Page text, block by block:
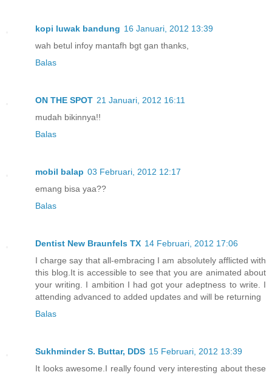
kopi luwak bandung 16 Januari, 2012 13:39
wah betul infoy mantafh bgt gan thanks,
Balas
ON THE SPOT 21 Januari, 2012 16:11
mudah bikinnya!!
Balas
mobil balap 03 Februari, 2012 12:17
emang bisa yaa??
Balas
Dentist New Braunfels TX 14 Februari, 2012 17:06
I charge say that all-embracing I am absolutely afflicted with
this blog.It is accessible to see that you are animated about
your writing. I ambition I had got your adeptness to write. I
attending advanced to added updates and will be returning
Balas
Sukhminder S. Buttar, DDS 15 Februari, 2012 13:39
It looks awesome.I really found very interesting about these